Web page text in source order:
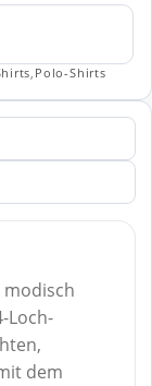
, Polo-Shirts
Loch-
dem